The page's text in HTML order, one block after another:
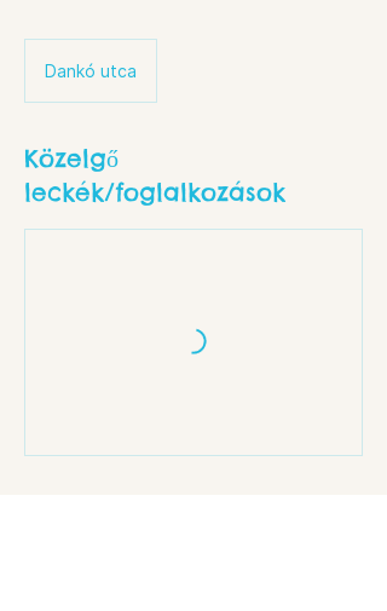
Dankó utca
Közelgő
leckék/foglalkozások